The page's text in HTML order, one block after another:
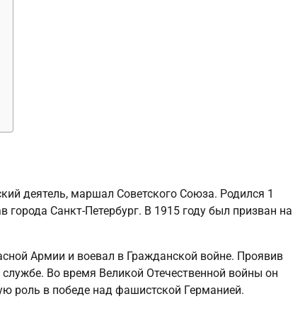
деятель, маршал Советского Союза. Родился 1
Санкт-Петербург. В 1915 году был призван на
Армии и воевал в Гражданской войне. Проявив
Во время Великой Отечественной войны он
роль в победе над фашистской Германией.